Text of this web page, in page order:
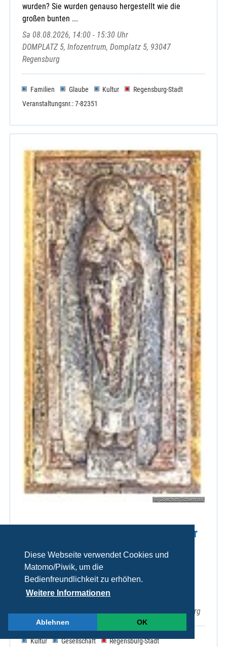
Diese Webseite verwendet Cookies und
Matomo/Piwik, um die
Bedienfreundlichkeit zu erhöhen.
Weitere Informationen
Ablehnen OK
wurden? Sie wurden genauso hergestellt wie die
großen bunten ...
Sa 08.08.2026, 14:00 - 15:30 Uhr
DOMPLATZ 5, Infozentrum, Domplatz 5, 93047
Regensburg
Familien Glaube Kultur
Regensburg-Stadt
Veranstaltungsnr.: 7-82351
© Joachim Schamriss
Führungen durch die Schatzkammer
und die östlichen Krypten
(Emmerams-(Ring-)) und
Ramwoldkrypta.
Sa 08.08.2026, 15:00 Uhr
EmmeramForum, Emmeramsplatz 3, 93047 Regensburg
Kultur Gesellschaft Regensburg-Stadt